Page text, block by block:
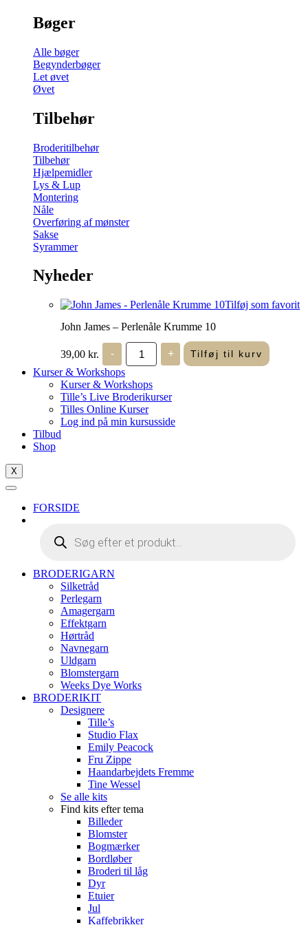
Bøger
Alle bøger
Begynderbøger
Let øvet
Øvet
Tilbehør
Broderitilbehør
Tilbehør
Hjælpemidler
Lys & Lup
Montering
Nåle
Overføring af mønster
Sakse
Syrammer
Nyheder
Tilføj som favorit
John James – Perlenåle Krumme 10
39,00 kr. -
John
James
-
Perlenåle
Krumme
10
antal
+ Tilføj til kurv
Kurser & Workshops
Kurser & Workshops
Tille’s Live Broderikurser
Tilles Online Kurser
Log ind på min kursusside
Tilbud
Shop
X
FORSIDE
search
BRODERIGARN
Silketråd
Perlegarn
Amagergarn
Effektgarn
Hørtråd
Navnegarn
Uldgarn
Blomstergarn
Weeks Dye Works
BRODERIKIT
Designere
Tille’s
Studio Flax
Emily Peacock
Fru Zippe
Haandarbejdets Fremme
Tine Wessel
Se alle kits
Find kits efter tema
Billeder
Blomster
Bogmærker
Bordløber
Broderi til låg
Dyr
Etuier
Jul
Kaffebrikker